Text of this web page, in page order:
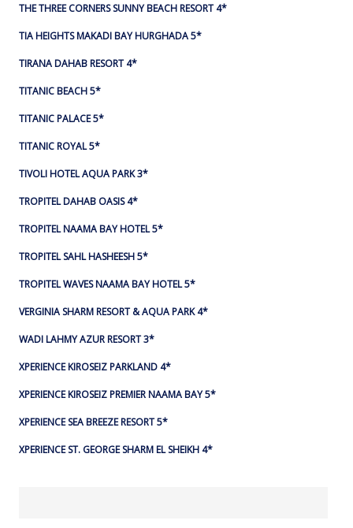
THE THREE CORNERS SUNNY BEACH RESORT 4*
TIA HEIGHTS MAKADI BAY HURGHADA 5*
TIRANA DAHAB RESORT 4*
TITANIC BEACH 5*
TITANIC PALACE 5*
TITANIC ROYAL 5*
TIVOLI HOTEL AQUA PARK 3*
TROPITEL DAHAB OASIS 4*
TROPITEL NAAMA BAY HOTEL 5*
TROPITEL SAHL HASHEESH 5*
TROPITEL WAVES NAAMA BAY HOTEL 5*
VERGINIA SHARM RESORT & AQUA PARK 4*
WADI LAHMY AZUR RESORT 3*
XPERIENCE KIROSEIZ PARKLAND 4*
XPERIENCE KIROSEIZ PREMIER NAAMA BAY 5*
XPERIENCE SEA BREEZE RESORT 5*
XPERIENCE ST. GEORGE SHARM EL SHEIKH 4*